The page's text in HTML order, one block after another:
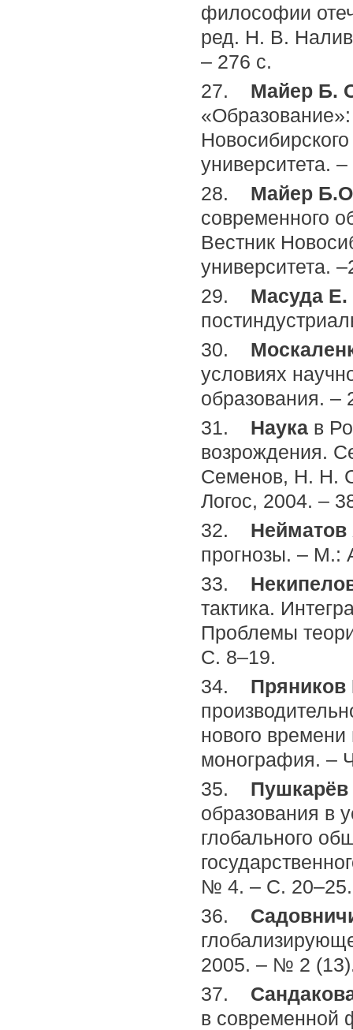
философии
ред. Н. В.
– 276 с.
27. Майер Б.
Новосибирского
университета.
28. Майер
современного
Вестник
университета.
29. Масуда Е.
30.
условиях
образования.
31. Наука в
возрождения.
Семенов, Н. Н.
Логос, 2004. –
32.
прогнозы. – М.:
33.
тактика.
Проблемы
С. 8–19.
34.
нового времени
монография. –
35.
образования в
глобального
№ 4. – С. 20–25.
36.
2005. – № 2
37.
в